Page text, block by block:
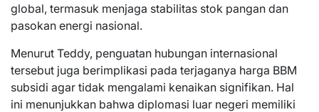
global, termasuk menjaga stabilitas stok pangan dan
pasokan energi nasional.
Menurut Teddy, penguatan hubungan internasional
tersebut juga berimplikasi pada terjaganya harga BBM
subsidi agar tidak mengalami kenaikan signifikan. Hal
ini menunjukkan bahwa diplomasi luar negeri memiliki